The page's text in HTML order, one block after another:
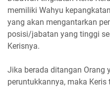
memiliki Wahyu
yang akan mengantarkan
posisi/jabatan yang tinggi
Kerisnya.
Jika berada ditangan Orang
peruntukkannya, maka